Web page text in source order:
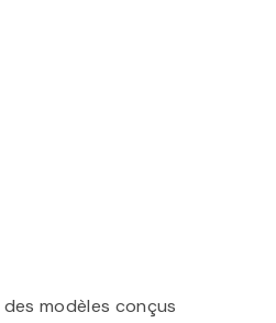
modèles conçus